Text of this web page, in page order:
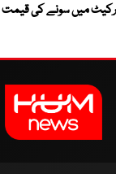
میں سونے کی قیمت